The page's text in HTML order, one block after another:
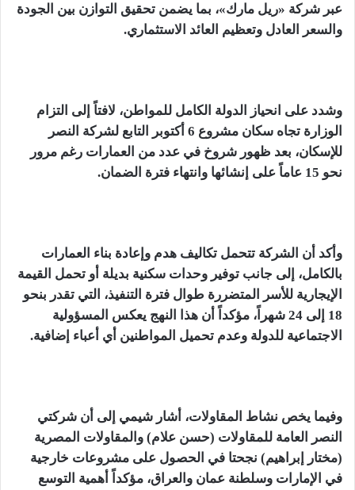
عبر شركة «ريل مارك»، بما يضمن تحقيق التوازن بين الجودة
والسعر العادل وتعظيم العائد الاستثماري.
وشدد على انحياز الدولة الكامل للمواطن، لافتاً إلى التزام
الوزارة تجاه سكان مشروع 6 أكتوبر التابع لشركة النصر
للإسكان، بعد ظهور شروخ في عدد من العمارات رغم مرور
نحو 15 عاماً على إنشائها وانتهاء فترة الضمان.
وأكد أن الشركة تتحمل تكاليف هدم وإعادة بناء العمارات
بالكامل، إلى جانب توفير وحدات سكنية بديلة أو تحمل القيمة
الإيجارية للأسر المتضررة طوال فترة التنفيذ، التي تقدر بنحو
18 إلى 24 شهراً، مؤكداً أن هذا النهج يعكس المسؤولية
الاجتماعية للدولة وعدم تحميل المواطنين أي أعباء إضافية.
وفيما يخص نشاط المقاولات، أشار شيمي إلى أن شركتي
النصر العامة للمقاولات (حسن علام) والمقاولات المصرية
(مختار إبراهيم) نجحتا في الحصول على مشروعات خارجية
في الإمارات وسلطنة عمان والعراق، مؤكداً أهمية التوسع